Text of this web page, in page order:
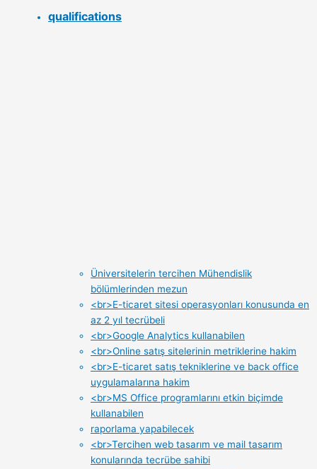
qualifications
Üniversitelerin tercihen Mühendislik
bölümlerinden mezun
<br>E-ticaret sitesi operasyonları konusunda en
az 2 yıl tecrübeli
<br>Google Analytics kullanabilen
<br>Online satış sitelerinin metriklerine hakim
<br>E-ticaret satış tekniklerine ve back office
uygulamalarına hakim
<br>MS Office programlarını etkin biçimde
kullanabilen
raporlama yapabilecek
<br>Tercihen web tasarım ve mail tasarım
konularında tecrübe sahibi